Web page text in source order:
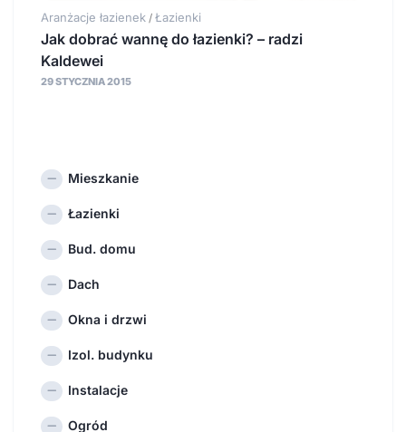
Aranżacje łazienek / Łazienki
Jak dobrać wannę do łazienki? – radzi
Kaldewei
29 STYCZNIA 2015
Mieszkanie
Łazienki
Bud. domu
Dach
Okna i drzwi
Izol. budynku
Instalacje
Ogród